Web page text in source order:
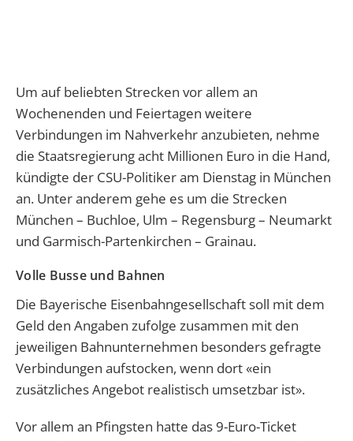
Um auf beliebten Strecken vor allem an
Wochenenden und Feiertagen weitere
Verbindungen im Nahverkehr anzubieten, nehme
die Staatsregierung acht Millionen Euro in die Hand,
kündigte der CSU-Politiker am Dienstag in München
an. Unter anderem gehe es um die Strecken
München – Buchloe, Ulm – Regensburg – Neumarkt
und Garmisch-Partenkirchen – Grainau.
Volle Busse und Bahnen
Die Bayerische Eisenbahngesellschaft soll mit dem
Geld den Angaben zufolge zusammen mit den
jeweiligen Bahnunternehmen besonders gefragte
Verbindungen aufstocken, wenn dort «ein
zusätzliches Angebot realistisch umsetzbar ist».
Vor allem an Pfingsten hatte das 9-Euro-Ticket